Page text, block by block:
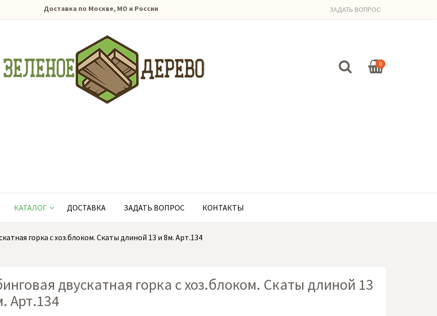
Доставка по Москве, МО и России ЗАДАТЬ ВОПРОС
0
КАТАЛОГ ДОСТАВКА ЗАДАТЬ ВОПРОС КОНТАКТЫ
горка с хоз.блоком. Скаты длиной 13 и 8м. Арт.134
двускатная горка с хоз.блоком. Скаты длиной 13
Арт.134